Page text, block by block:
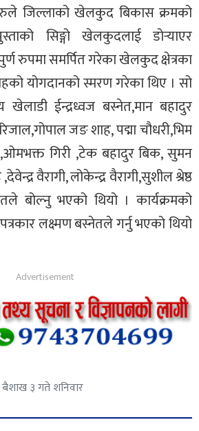
जिल्लाको खेलकुद बिकास क्रमको
सिङ्गो खेलकुदलाई डोर्‍याएर
रुपमा समर्पित गरेका खेलकुद क्षेत्रका
योगदानको स्मरण गरेका थिए । सो
खेलाडी ईन्द्रध्वज बस्नेत,मान बहादुर
जङ शाह, पद्मा चौधरी,भिम
गिरी ,टेक बहादुर बिक, सुमन
वैरागी, लोकेन्द्र वैरागी,सुशील श्रेष्ठ
बोल्नु भएको थियो । कार्यक्रमको
लक्ष्मण बस्नेतले गर्नु भएको थियो
बैशाख ३ गते शनिवार